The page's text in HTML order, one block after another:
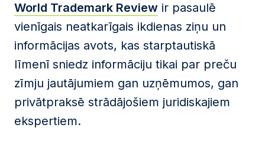
World Trademark Review ir pasaulē
vienīgais neatkarīgais ikdienas ziņu un
informācijas avots, kas starptautiskā
līmenī sniedz informāciju tikai par preču
zīmju jautājumiem gan uzņēmumos, gan
privātpraksē strādājošiem juridiskajiem
ekspertiem.